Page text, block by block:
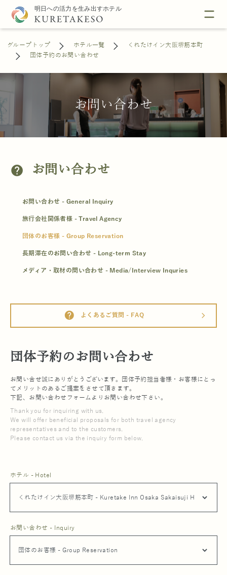
グループトップ ホテル一覧
くれたけイン大阪堺筋本町
団体予約のお問い合わせ
お問い合わせ
help お問い合わせ
お問い合わせ - General Inquiry
旅行会社関係者様 - Travel Agency
団体のお客様 - Group Reservation
長期滞在のお問い合わせ - Long-term Stay
メディア・取材の問い合わせ - Media/Interview Inquries
help よくあるご質問 - FAQ arrow_forward_ios
団体予約のお問い合わせ
お問い合せ誠にありがとうございます。団体予約担当者様・お客様にとっ
てメリットのあるご提案をさせて頂きます。
下記、お問い合わせフォームよりお問い合わせ下さい。
Thank you for inquiring with us.
We will offer beneficial proposals for both travel agency
representatives and to the customers.
Please contact us via the inquiry form below.
ホテル - Hotel
お問い合わせ - Inquiry